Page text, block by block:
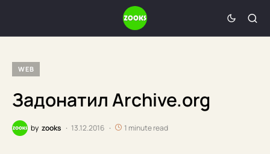
WEB
Задонатил Archive.org
by zooks 13.12.2016 1 minute read